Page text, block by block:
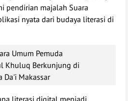
pendirian majalah Suara
nyata dari budaya literasi di
Umum Pemuda
Khuluq Berkunjung di
Da'i Makassar
literasi digital menjadi